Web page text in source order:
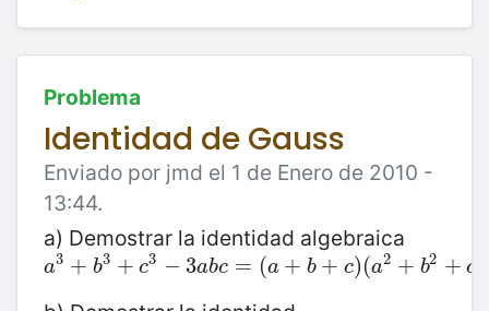
Problema
Identidad de Gauss
Enviado por jmd el 1 de Enero de 2010 -
13:44.
a) Demostrar la identidad algebraica
a3 + b3 + c3 − 3abc = (a + b + c)(a2 + b2 + c
a3 +b3+c 3− 3abc=( a+ b+c )(a2 +b2+ c2 −ab−